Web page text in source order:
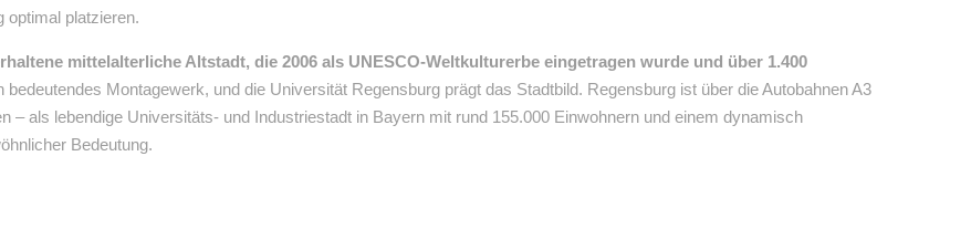
optimal platzieren.
mittelalterliche Altstadt, die 2006 als UNESCO-Weltkulturerbe eingetragen wurde und über 1.400
bedeutendes Montagewerk, und die Universität Regensburg prägt das Stadtbild. Regensburg ist über die Autobahnen A3
– als lebendige Universitäts- und Industriestadt in Bayern mit rund 155.000 Einwohnern und einem dynamisch
Bedeutung.